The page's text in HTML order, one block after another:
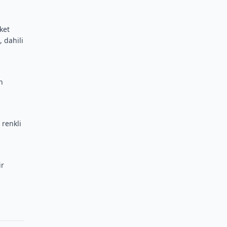
dahili
renkli